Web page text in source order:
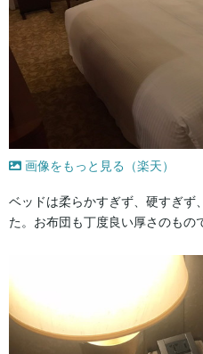
画像をもっと見る（楽天）
ベッドは柔らかすぎず、硬すぎず
た。お布団も丁度良い厚さのもの